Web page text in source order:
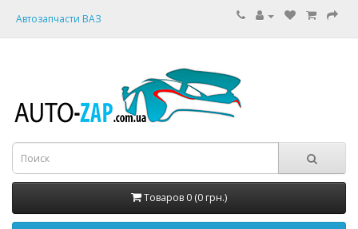
Автозапчасти ВАЗ
Товаров 0 (0 грн.)